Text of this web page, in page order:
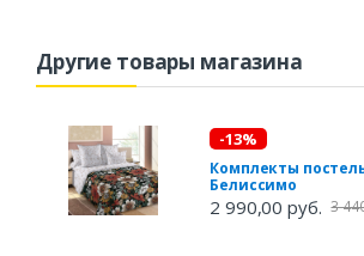
Другие товары магазина
-13%
Комплекты
Белиссимо
2 990,00 руб. 3